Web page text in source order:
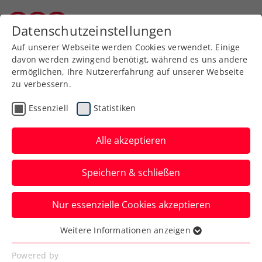
Downloads
Download-Center
Datenschutzeinstellungen
Auf unserer Webseite werden Cookies verwendet. Einige
davon werden zwingend benötigt, während es uns andere
ermöglichen, Ihre Nutzererfahrung auf unserer Webseite
zu verbessern.
Essenziell Statistiken
Alle akzeptieren
Speichern & schließen
Nur essenzielle Cookies akzeptieren
Essenziell
Essenzielle Cookies werden für grundlegende
Weitere Informationen anzeigen
Powered by